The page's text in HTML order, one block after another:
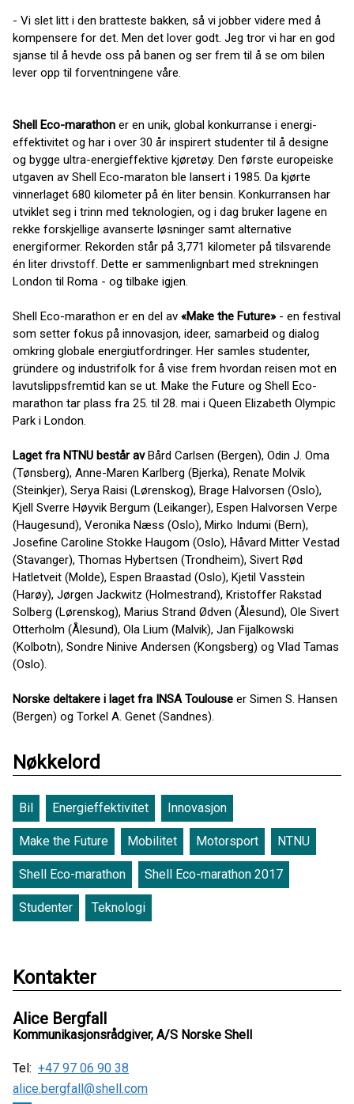
- Vi slet litt i den bratteste bakken, så vi jobber videre med å
kompensere for det. Men det lover godt. Jeg tror vi har en god
sjanse til å hevde oss på banen og ser frem til å se om bilen
lever opp til forventningene våre.
Shell Eco-marathon er en unik, global konkurranse i energi-
effektivitet og har i over 30 år inspirert studenter til å designe
og bygge ultra-energieffektive kjøretøy. Den første europeiske
utgaven av Shell Eco-maraton ble lansert i 1985. Da kjørte
vinnerlaget 680 kilometer på én liter bensin. Konkurransen har
utviklet seg i trinn med teknologien, og i dag bruker lagene en
rekke forskjellige avanserte løsninger samt alternative
energiformer. Rekorden står på 3,771 kilometer på tilsvarende
én liter drivstoff. Dette er sammenlignbart med strekningen
London til Roma - og tilbake igjen.
Shell Eco-marathon er en del av «Make the Future»- en festival
som setter fokus på innovasjon, ideer, samarbeid og dialog
omkring globale energiutfordringer. Her samles studenter,
gründere og industrifolk for å vise frem hvordan reisen mot en
lavutslippsfremtid kan se ut. Make the Future og Shell Eco-
marathon tar plass fra 25. til 28. mai i Queen Elizabeth Olympic
Park i London.
Laget fra NTNU består avBård Carlsen (Bergen), Odin J. Oma
(Tønsberg), Anne-Maren Karlberg (Bjerka), Renate Molvik
(Steinkjer), Serya Raisi (Lørenskog), Brage Halvorsen (Oslo),
Kjell Sverre Høyvik Bergum (Leikanger), Espen Halvorsen Verpe
(Haugesund), Veronika Næss (Oslo), Mirko Indumi (Bern),
Josefine Caroline Stokke Haugom (Oslo), Håvard Mitter Vestad
(Stavanger), Thomas Hybertsen (Trondheim), Sivert Rød
Hatletveit (Molde), Espen Braastad (Oslo), Kjetil Vasstein
(Harøy), Jørgen Jackwitz (Holmestrand), Kristoffer Rakstad
Solberg (Lørenskog), Marius Strand Ødven (Ålesund), Ole Sivert
Otterholm (Ålesund), Ola Lium (Malvik), Jan Fijalkowski
(Kolbotn), Sondre Ninive Andersen (Kongsberg) og Vlad Tamas
(Oslo).
Norske deltakere i laget fra INSA Toulouse er Simen S. Hansen
(Bergen) og Torkel A. Genet (Sandnes).
Nøkkelord
Bil Energieffektivitet Innovasjon
Make the Future Mobilitet Motorsport NTNU
Shell Eco-marathon Shell Eco-marathon 2017
Studenter Teknologi
Kontakter
Alice Bergfall
Kommunikasjonsrådgiver, A/S Norske Shell
Tel: +47 97 06 90 38
alice.bergfall@shell.com